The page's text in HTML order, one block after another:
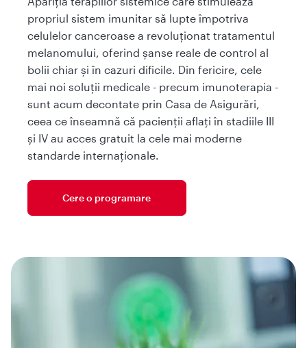
propriul sistem imunitar să lupte împotriva
celulelor canceroase a revoluționat tratamentul
melanomului, oferind șanse reale de control al
bolii chiar și în cazuri dificile. Din fericire, cele
mai noi soluții medicale - precum imunoterapia -
sunt acum decontate prin Casa de Asigurări,
ceea ce înseamnă că pacienții aflați în stadiile III
și IV au acces gratuit la cele mai moderne
standarde internaționale.
Cere o programare